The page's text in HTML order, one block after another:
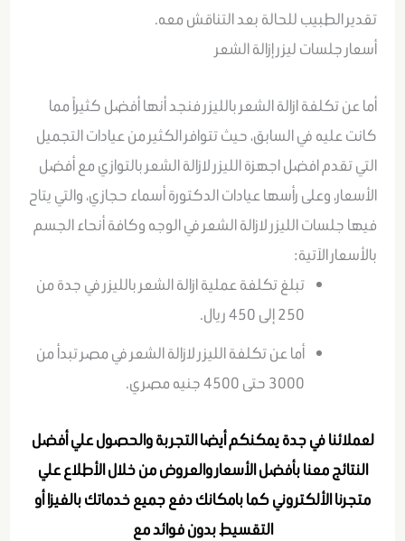
تقدير الطبيب للحالة بعد التناقش معه.
أسعار جلسات ليزر إزالة الشعر
أما عن تكلفة ازالة الشعر بالليزر فنجد أنها أفضل كثيراً مما
كانت عليه في السابق، حيث تتوافر الكثير من عيادات التجميل
التي تقدم افضل اجهزة الليزر لازالة الشعر بالتوازي مع أفضل
الأسعار، وعلى رأسها عيادات الدكتورة أسماء حجازي، والتي يتاح
فيها جلسات الليزر لازالة الشعر في الوجه وكافة أنحاء الجسم
بالأسعار الآتية:
تبلغ تكلفة عملية ازالة الشعر بالليزر في جدة من
250 إلى 450 ريال.
أما عن تكلفة الليزر لازالة الشعر في مصر تبدأ من
3000 حتى 4500 جنيه مصري.
لعملائنا في جدة يمكنكم أيضا التجربة والحصول علي أفضل
النتائج معنا بأفضل الأسعار والعروض من خلال الأطلاع علي
متجرنا الألكتروني كما بامكانك دفع جميع خدماتك بالفيزا أو
التقسيط بدون فوائد مع